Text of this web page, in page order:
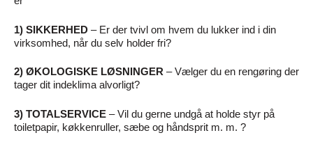
1) SIKKERHED – Er der tvivl om hvem du lukker ind i din
virksomhed, når du selv holder fri?
2) ØKOLOGISKE LØSNINGER – Vælger du en rengøring der
tager dit indeklima alvorligt?
3) TOTALSERVICE – Vil du gerne undgå at holde styr på
toiletpapir, køkkenruller, sæbe og håndsprit m. m. ?